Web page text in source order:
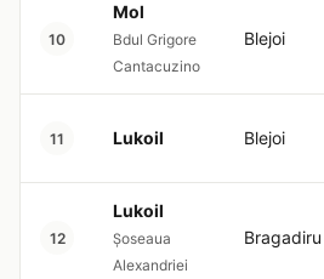
10
Mol
Bdul Grigore
Cantacuzino
Blejoi
11 Lukoil Blejoi
12
Lukoil
Șoseaua
Alexandriei
Bragadiru